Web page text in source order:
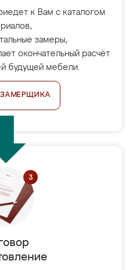
к Вам с каталогом
замеры,
окончательный расчёт
будущей мебели.
ЗАМЕРЩИКА